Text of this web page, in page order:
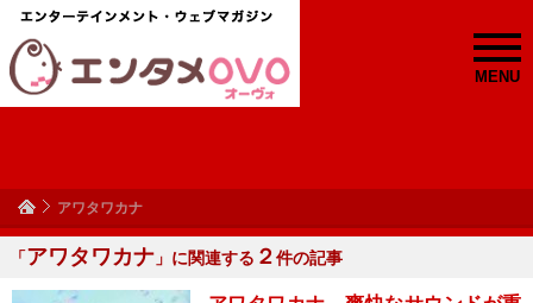
MENU
アワタワカナ
「アワタワカナ 」に関連する ２件の記事